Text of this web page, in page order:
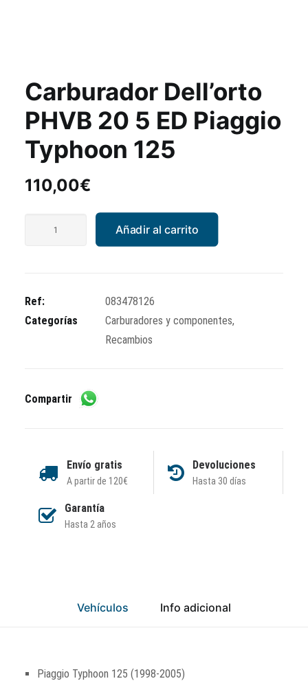
Carburador Dell’orto
PHVB 20 5 ED Piaggio
Typhoon 125
110,00€
5
ED
cantidad
Añadir al carrito
Ref:
083478126
Categorías
Carburadores y componentes,
Recambios
Compartir
Envío gratis
A partir de 120€
Devoluciones
Hasta 30 días
Garantía
Hasta 2 años
Vehículos Info adicional
Piaggio Typhoon 125 (1998-2005)